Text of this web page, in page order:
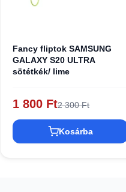
Fancy fliptok SAMSUNG
GALAXY S20 ULTRA
sötétkék/ lime
1 800 Ft2 300 Ft
Kosárba